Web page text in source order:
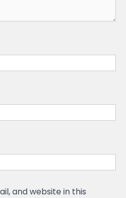
and website in this